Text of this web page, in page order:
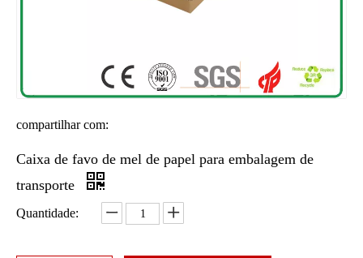
compartilhar com:
Caixa de favo de mel de papel para embalagem de
transporte
Quantidade: